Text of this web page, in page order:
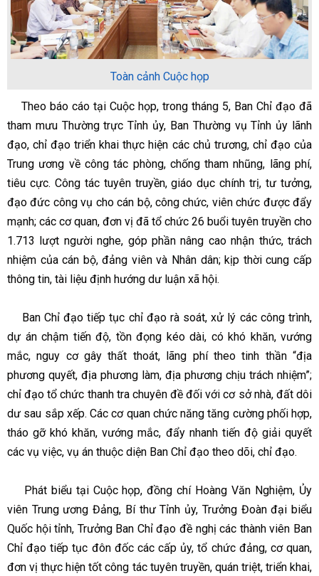
Toàn cảnh Cuộc họp
Theo báo cáo tại Cuộc họp, trong tháng 5, Ban Chỉ đạo đã
tham mưu Thường trực Tỉnh ủy, Ban Thường vụ Tỉnh ủy lãnh
đạo, chỉ đạo triển khai thực hiện các chủ trương, chỉ đạo của
Trung ương về công tác phòng, chống tham nhũng, lãng phí,
tiêu cực. Công tác tuyên truyền, giáo dục chính trị, tư tưởng,
đạo đức công vụ cho cán bộ, công chức, viên chức được đẩy
mạnh; các cơ quan, đơn vị đã tổ chức 26 buổi tuyên truyền cho
1.713 lượt người nghe, góp phần nâng cao nhận thức, trách
nhiệm của cán bộ, đảng viên và Nhân dân; kịp thời cung cấp
thông tin, tài liệu định hướng dư luận xã hội.
Ban Chỉ đạo tiếp tục chỉ đạo rà soát, xử lý các công trình,
dự án chậm tiến độ, tồn đọng kéo dài, có khó khăn, vướng
mắc, nguy cơ gây thất thoát, lãng phí theo tinh thần “địa
phương quyết, địa phương làm, địa phương chịu trách nhiệm”;
chỉ đạo tổ chức thanh tra chuyên đề đối với cơ sở nhà, đất dôi
dư sau sắp xếp. Các cơ quan chức năng tăng cường phối hợp,
tháo gỡ khó khăn, vướng mắc, đẩy nhanh tiến độ giải quyết
các vụ việc, vụ án thuộc diện Ban Chỉ đạo theo dõi, chỉ đạo.
Phát biểu tại Cuộc họp, đồng chí Hoàng Văn Nghiệm, Ủy
viên Trung ương Đảng, Bí thư Tỉnh ủy, Trưởng Đoàn đại biểu
Quốc hội tỉnh, Trưởng Ban Chỉ đạo đề nghị các thành viên Ban
Chỉ đạo tiếp tục đôn đốc các cấp ủy, tổ chức đảng, cơ quan,
đơn vị thực hiện tốt công tác tuyên truyền, quán triệt, triển khai,